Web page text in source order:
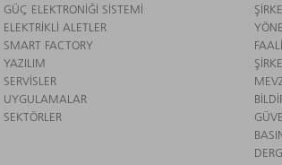
GÜÇ ELEKTRONIĞI SISTEMI
ELEKTRIKLI ALETLER
SMART FACTORY
YAZILIM
SERVISLER
UYGULAMALAR
SEKTÖRLER